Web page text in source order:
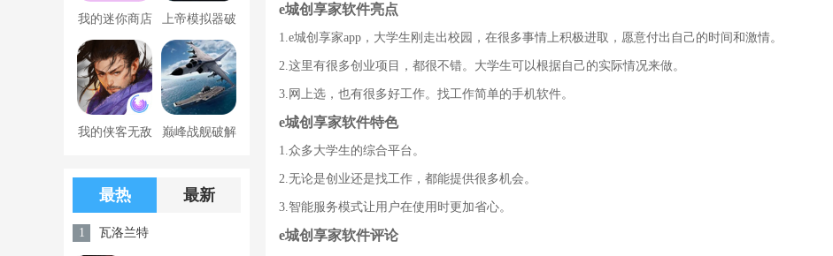
我的迷你商店
破解版无限金
币版下载中文
上帝模拟器破
解版全解锁无
广告
我的侠客无敌 巅峰战舰破解
限钻石
最热 最新
1 瓦洛兰特
e城创享家软件亮点
1.e城创享家app，大学生刚走出校园，在很多事情上积极进取，愿意付出自己的时间和激情。
2.这里有很多创业项目，都很不错。大学生可以根据自己的实际情况来做。
3.网上选，也有很多好工作。找工作简单的手机软件。
e城创享家软件特色
1.众多大学生的综合平台。
2.无论是创业还是找工作，都能提供很多机会。
3.智能服务模式让用户在使用时更加省心。
e城创享家软件评论